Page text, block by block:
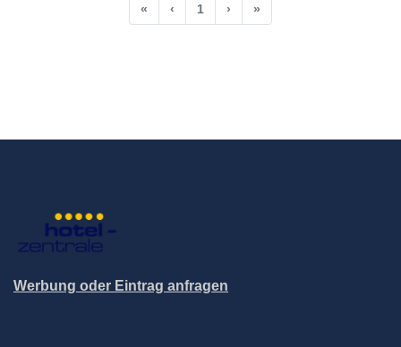
« ‹ 1 › »
Werbung oder Eintrag anfragen